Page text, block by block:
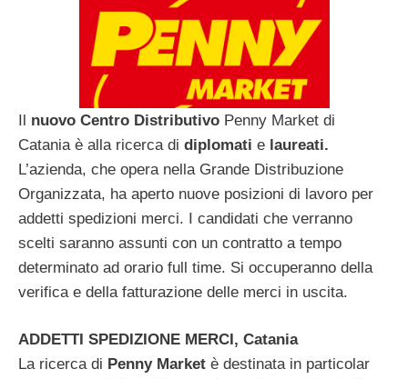
Il nuovo Centro Distributivo Penny Market di
Catania è alla ricerca di diplomati e laureati.
L’azienda, che opera nella Grande Distribuzione
Organizzata, ha aperto nuove posizioni di lavoro per
addetti spedizioni merci. I candidati che verranno
scelti saranno assunti con un contratto a tempo
determinato ad orario full time. Si occuperanno della
verifica e della fatturazione delle merci in uscita.
ADDETTI SPEDIZIONE MERCI, Catania
La ricerca di Penny Market è destinata in particolar